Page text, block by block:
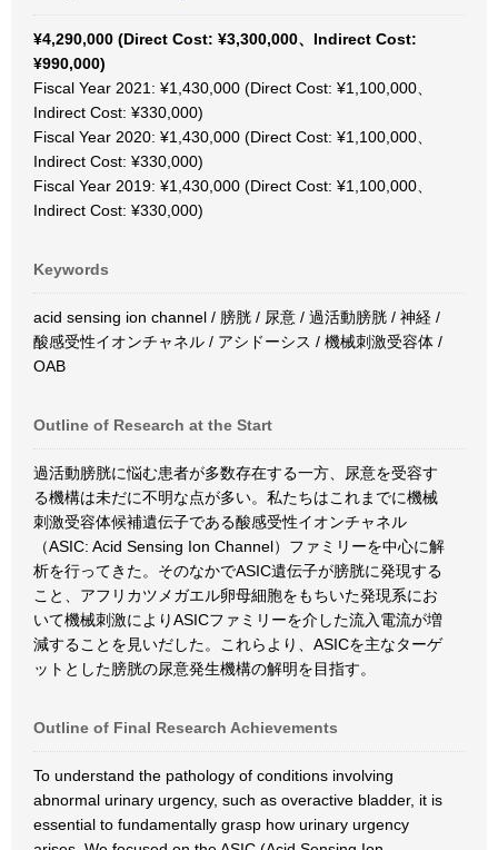
¥4,290,000 (Direct Cost: ¥3,300,000、Indirect Cost:
¥990,000)
Fiscal Year 2021: ¥1,430,000 (Direct Cost: ¥1,100,000、
Indirect Cost: ¥330,000)
Fiscal Year 2020: ¥1,430,000 (Direct Cost: ¥1,100,000、
Indirect Cost: ¥330,000)
Fiscal Year 2019: ¥1,430,000 (Direct Cost: ¥1,100,000、
Indirect Cost: ¥330,000)
Keywords
acid sensing ion channel / 膀胱 / 尿意 / 過活動膀胱 / 神経 /
酸感受性イオンチャネル / アシドーシス / 機械刺激受容体 /
OAB
Outline of Research at the Start
過活動膀胱に悩む患者が多数存在する一方、尿意を受容す
る機構は未だに不明な点が多い。私たちはこれまでに機械
刺激受容体候補遺伝子である酸感受性イオンチャネル
（ASIC: Acid Sensing Ion Channel）ファミリーを中心に解
析を行ってきた。そのなかでASIC遺伝子が膀胱に発現する
こと、アフリカツメガエル卵母細胞をもちいた発現系にお
いて機械刺激によりASICファミリーを介した流入電流が増
減することを見いだした。これらより、ASICを主なターゲ
ットとした膀胱の尿意発生機構の解明を目指す。
Outline of Final Research Achievements
To understand the pathology of conditions involving
abnormal urinary urgency, such as overactive bladder, it is
essential to fundamentally grasp how urinary urgency